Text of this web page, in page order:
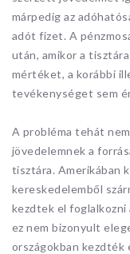
márpedig az
adót fizet. A
után, amikor a
mértéket, a korábbi
tevékenységet sem
A probléma tehát
jövedelemnek a
tisztára. Amerikában
kereskedelemből
kezdtek el foglalkozni
ez nem bizonyult
országokban kezdték